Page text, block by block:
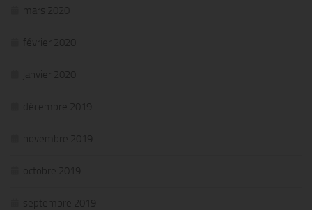
mars 2020
février 2020
janvier 2020
décembre 2019
novembre 2019
octobre 2019
septembre 2019